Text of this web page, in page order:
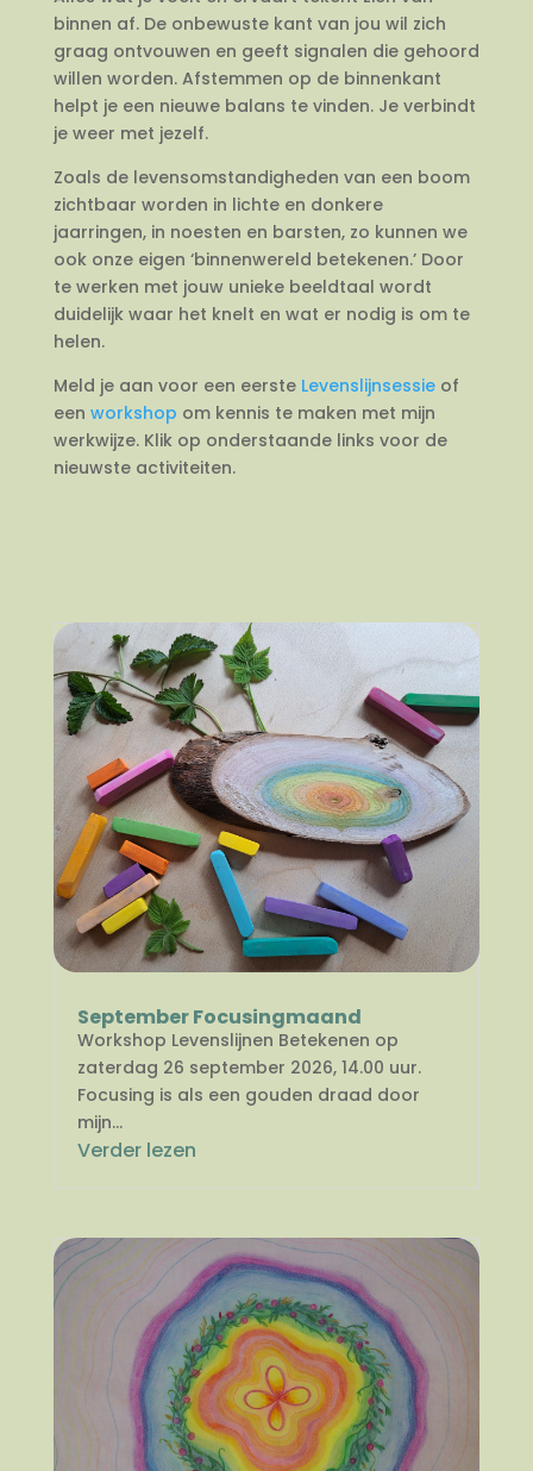
binnen af. De onbewuste kant van jou wil zich
graag ontvouwen en geeft signalen die gehoord
willen worden. Afstemmen op de binnenkant
helpt je een nieuwe balans te vinden. Je verbindt
je weer met jezelf.
Zoals de levensomstandigheden van een boom
zichtbaar worden in lichte en donkere
jaarringen, in noesten en barsten, zo kunnen we
ook onze eigen ‘binnenwereld betekenen.’ Door
te werken met jouw unieke beeldtaal wordt
duidelijk waar het knelt en wat er nodig is om te
helen.
Meld je aan voor een eerste Levenslijnsessieof
een workshop om kennis te maken met mijn
werkwijze. Klik op onderstaande links voor de
nieuwste activiteiten.
September Focusingmaand
Workshop Levenslijnen Betekenen op
zaterdag 26 september 2026, 14.00 uur.
Focusing is als een gouden draad door
mijn...
Verder lezen